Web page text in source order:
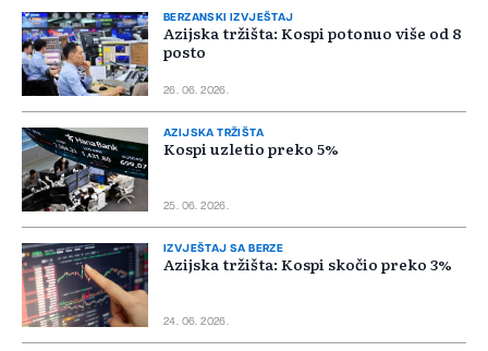
BERZANSKI IZVJEŠTAJ
Azijska tržišta: Kospi potonuo više od 8
posto
26. 06. 2026.
AZIJSKA TRŽIŠTA
Kospi uzletio preko 5%
25. 06. 2026.
IZVJEŠTAJ SA BERZE
Azijska tržišta: Kospi skočio preko 3%
24. 06. 2026.